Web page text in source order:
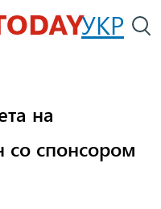
УКР
на
со спонсором